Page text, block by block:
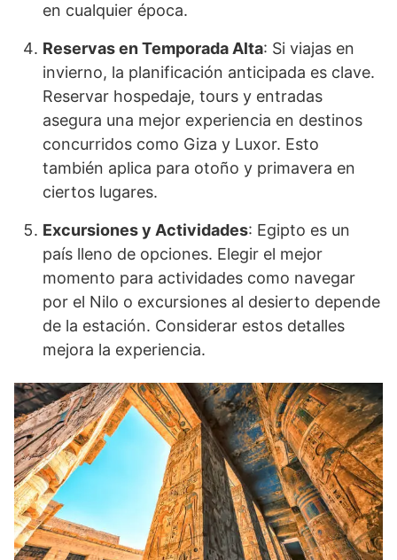
en cualquier época.
Reservas en Temporada Alta: Si viajas en
invierno, la planificación anticipada es clave.
Reservar hospedaje, tours y entradas
asegura una mejor experiencia en destinos
concurridos como Giza y Luxor. Esto
también aplica para otoño y primavera en
ciertos lugares.
Excursiones y Actividades: Egipto es un
país lleno de opciones. Elegir el mejor
momento para actividades como navegar
por el Nilo o excursiones al desierto depende
de la estación. Considerar estos detalles
mejora la experiencia.